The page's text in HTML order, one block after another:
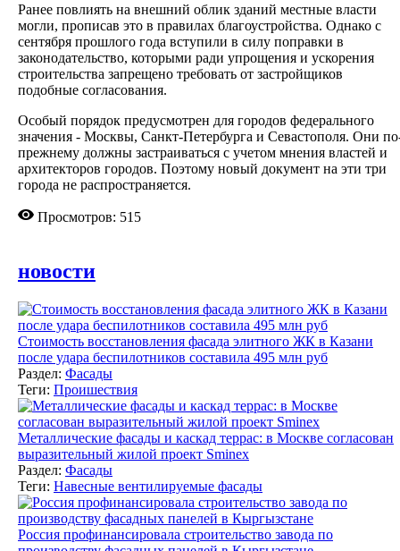
Ранее повлиять на внешний облик зданий местные власти
могли, прописав это в правилах благоустройства. Однако с
сентября прошлого года вступили в силу поправки в
законодательство, которыми ради упрощения и ускорения
строительства запрещено требовать от застройщиков
подобные согласования.
Особый порядок предусмотрен для городов федерального
значения - Москвы, Санкт-Петербурга и Севастополя. Они
прежнему должны застраиваться с учетом мнения властей и
архитекторов городов. Поэтому новый документ на эти три
города не распространяется.
Просмотров: 515
новости
Стоимость восстановления фасада элитного ЖК в Казани
после удара беспилотников составила 495 млн руб
Раздел: Фасады
Теги: Проишествия
Металлические фасады и каскад террас: в Москве согласован
выразительный жилой проект Sminex
Раздел: Фасады
Теги: Навесные вентилируемые фасады
Россия профинансировала строительство завода по